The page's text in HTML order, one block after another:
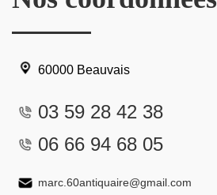
60000 Beauvais
03 59 28 42 38
06 66 94 68 05
marc.60antiquaire@gmail.com